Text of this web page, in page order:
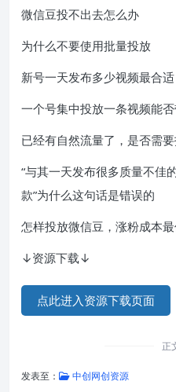
微信豆投不出去怎么办
为什么不要使用批量投放
新号一天发布多少视频最合适
一个号集中投放一条视频能
已经有自然流量了，是否需
“与其一天发布很多质量不佳
款”为什么这句话是错误的
怎样投放微信豆，涨粉成本
↓资源下载↓
点此进入资源下载页面
正
发表至： 中创网创资源